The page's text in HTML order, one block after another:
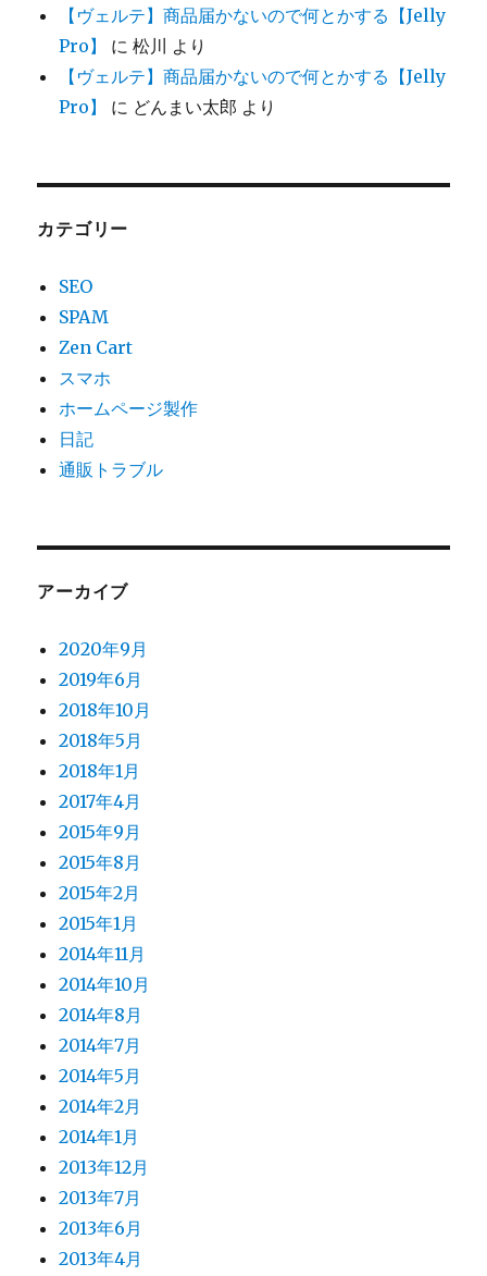
【ヴェルテ】商品届かないので何とかする【Jelly
Pro】
に松川 より
【ヴェルテ】商品届かないので何とかする【Jelly
Pro】
に どんまい太郎 より
カテゴリー
SEO
SPAM
Zen Cart
スマホ
ホームページ製作
日記
通販トラブル
アーカイブ
2020年9月
2019年6月
2018年10月
2018年5月
2018年1月
2017年4月
2015年9月
2015年8月
2015年2月
2015年1月
2014年11月
2014年10月
2014年8月
2014年7月
2014年5月
2014年2月
2014年1月
2013年12月
2013年7月
2013年6月
2013年4月